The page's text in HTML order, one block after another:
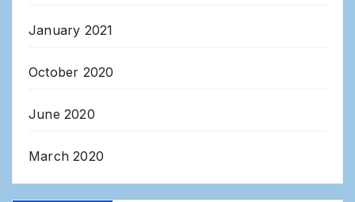
January 2021
October 2020
June 2020
March 2020